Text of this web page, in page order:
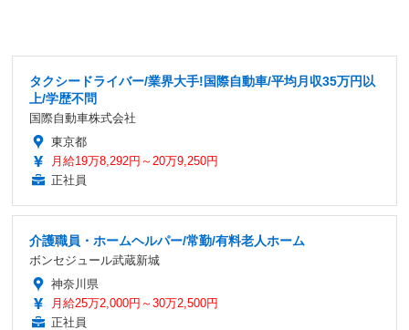
タクシードライバー/業界大手!国際自動車/平均月収35万円以
上/学歴不問
国際自動車株式会社
東京都
月給19万8,292円～20万9,250円
正社員
介護職員・ホームヘルパー/常勤/有料老人ホーム
ボンセジュール武蔵新城
神奈川県
月給25万2,000円～30万2,500円
正社員